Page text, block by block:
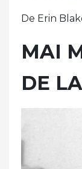
De Erin
MAI
DE